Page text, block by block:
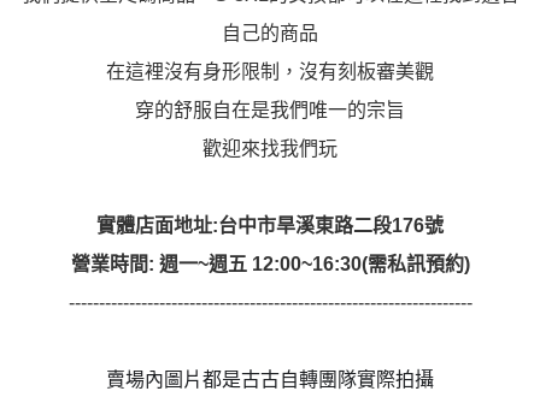
自己的商品
在這裡沒有身形限制，沒有刻板審美觀
穿的舒服自在是我們唯一的宗旨
歡迎來找我們玩
實體店面地址:台中市旱溪東路二段176號
營業時間: 週一~週五 12:00~16:30(需私訊預約)
-------------------------------------------------------------------
賣場內圖片都是古古自轉團隊實際拍攝